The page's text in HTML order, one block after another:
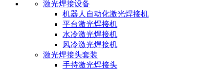
激光焊接设备
机器人自动化激光焊接机
平台激光焊接机
水冷激光焊接机
风冷激光焊接机
激光焊接头套装
手持激光焊接头